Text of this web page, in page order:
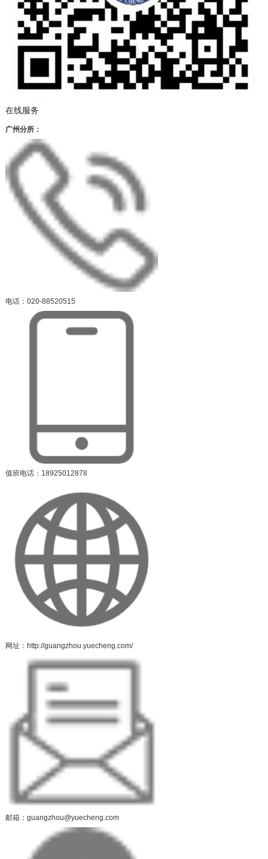
在线服务
广州分所：
电话：020-88520515
值班电话：18925012878
网址：http://guangzhou.yuecheng.com/
邮箱：guangzhou@yuecheng.com